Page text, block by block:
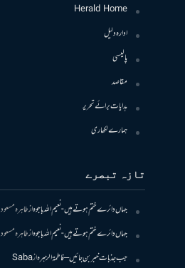
Herald Home
ادارہ دلیل
پالیسی
مقاصد
ہدایات برائے تحریر
ہمارے لکھاری
تازہ تبصرے
جہاں دائرے ختم ہوتے ہیں- نعیم اللہ باجوہازطاہرہ مسعود
جہاں دائرے ختم ہوتے ہیں- نعیم اللہ باجوہازطاہرہ مسعود
جب جذبات خبر بن جائیں – فاطمۃالزہرہازSaba